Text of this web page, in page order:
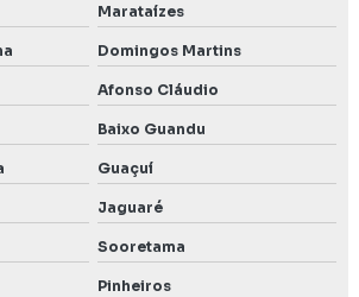
ambiental
uso de recursos hídricos
ambiental
Marataízes
Domingos Martins
Afonso Cláudio
Baixo Guandu
Guaçuí
Jaguaré
Sooretama
Pinheiros